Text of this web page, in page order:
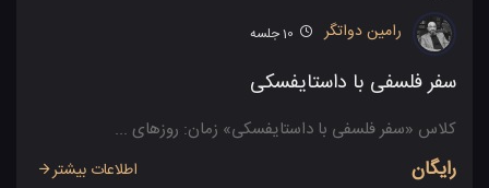
رامین دواتگر 10جلسه
سفر فلسفی با داستایفسکی
کلاس «سفر فلسفی با داستایفسکی» زمان: روزهای ...
رایگان اطلاعات بیشتر